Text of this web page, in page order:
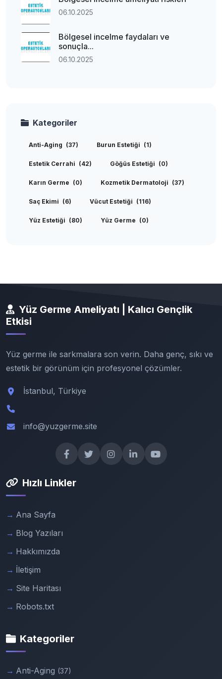
06.10.2025
Bölgesel incelme faydaları ve
sonuçla...
06.10.2025
Kategoriler
Anti-Aging (37) Burun Estetiği (1)
Estetik Cerrahi (42) Göğüs Estetiği (0)
Karın Germe (0) Kozmetik Dermatoloji (37)
Saç Ekimi (6) Vücut Estetiği (116)
Yüz Estetiği (80) Yüz Germe (0)
Yüz Germe Ameliyatı | Kalıcı Gençlik
Etkisi
Yüz germe ile sarkmalara son verin. Daha genç, sıkı ve
estetik bir görünüm için profesyonel çözümler.
İstanbul, Türkiye
info@yuzgerme.site
Hızlı Linkler
Ana Sayfa
Blog Yazıları
Hakkımızda
İletişim
Site Haritası
Robots.txt
Kategoriler
Anti-Aging (37)